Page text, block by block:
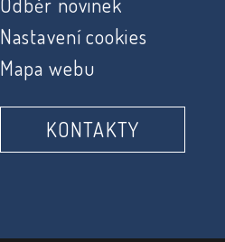
Nastavení cookies
Mapa webu
KONTAKTY